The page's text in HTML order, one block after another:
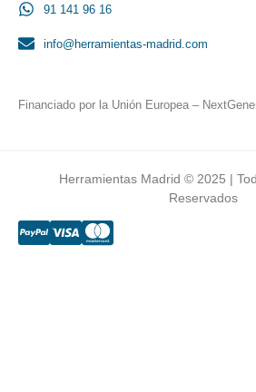
91 141 96 16
info@herramientas-madrid.com
Financiado por la Unión Europea –
Herramientas Madrid © 2025 |
Reservados